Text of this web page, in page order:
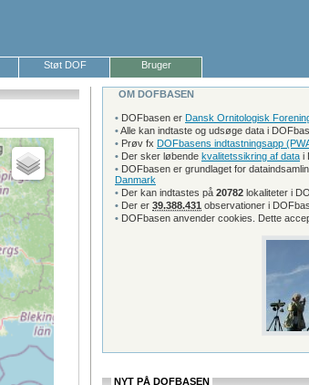
Støt DOF Bruger
OM DOFBASEN
• DOFbasen er Dansk Ornitologisk
•Alle kan indtaste og udsøge data i
• Prøv fx DOFbasens indtastningsapp
• Der sker løbende kvalitetssikring af data i
• DOFbasen er grundlaget for
Danmark
• Der kan indtastes på 20782 lokaliteter i
• Der er 39.388.431 observationer i
• DOFbasen anvender cookies. Dette
NYT PÅ DOFBASEN